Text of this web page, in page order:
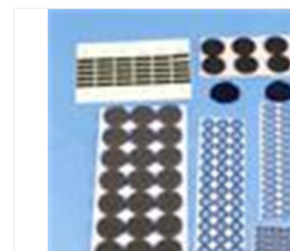
PORON泡棉
EVA珍珠棉异形
佛橡胶泡棉